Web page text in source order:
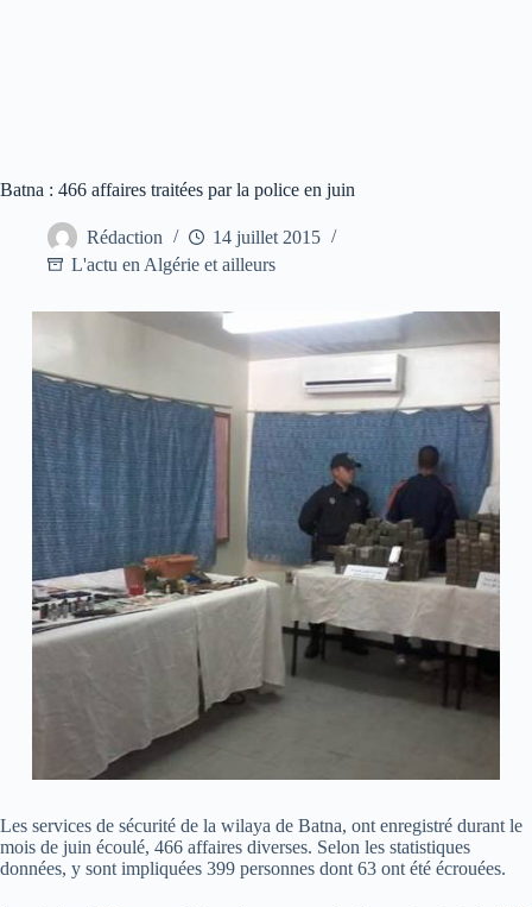
Batna : 466 affaires traitées par la police en juin
Rédaction
14 juillet 2015
L'actu en Algérie et ailleurs
Les services de sécurité de la wilaya de Batna, ont enregistré durant le
mois de juin écoulé, 466 affaires diverses. Selon les statistiques
données, y sont impliquées 399 personnes dont 63 ont été écrouées.